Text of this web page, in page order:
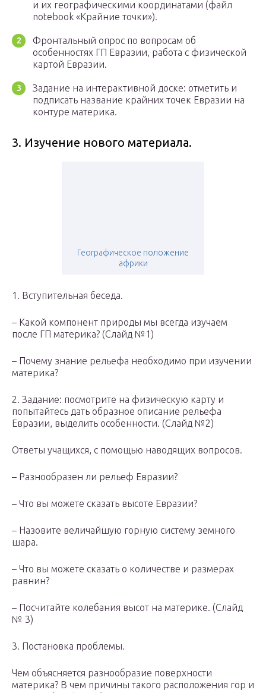
и их географическими координатами (файл
notebook «Крайние точки»).
Фронтальный опрос по вопросам об
особенностях ГП Евразии, работа с физической
картой Евразии.
Задание на интерактивной доске: отметить и
подписать название крайних точек Евразии на
контуре материка.
3. Изучение нового материала.
Географическое положение
африки
1. Вступительная беседа.
– Какой компонент природы мы всегда изучаем
после ГП материка? (Слайд №1)
– Почему знание рельефа необходимо при изучении
материка?
2. Задание: посмотрите на физическую карту и
попытайтесь дать образное описание рельефа
Евразии, выделить особенности. (Слайд №2)
Ответы учащихся, с помощью наводящих вопросов.
– Разнообразен ли рельеф Евразии?
– Что вы можете сказать высоте Евразии?
– Назовите величайшую горную систему земного
шара.
– Что вы можете сказать о количестве и размерах
равнин?
– Посчитайте колебания высот на материке. (Слайд
№ 3)
3. Постановка проблемы.
Чем объясняется разнообразие поверхности
материка? В чем причины такого расположения гор и